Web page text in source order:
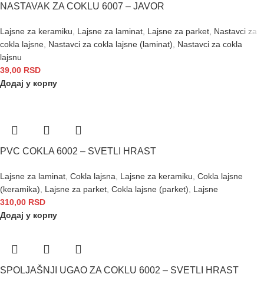
NASTAVAK ZA COKLU 6007 – JAVOR
Lajsne za keramiku Lajsne za laminat Lajsne za parket Nastavci za
cokla lajsne Nastavci za cokla lajsne (laminat)
Nastavci za cokla
lajsnu
39,00 RSD
Додај у корпу
PVC COKLA 6002 – SVETLI HRAST
Lajsne za laminat Cokla lajsna Lajsne za keramiku Cokla lajsne
(keramika)
Lajsne za parket Cokla lajsne (parket)
Lajsne
310,00 RSD
Додај у корпу
SPOLJAŠNJI UGAO ZA COKLU 6002 – SVETLI HRAST